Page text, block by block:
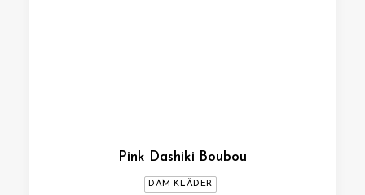
Pink Dashiki Boubou
DAM KLÄDER